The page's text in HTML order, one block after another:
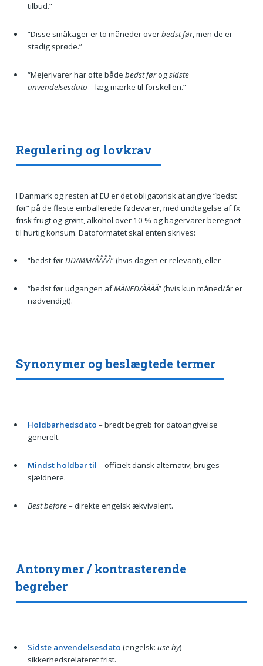
tilbud.”
“Disse småkager er to måneder overbedst før, men de er
stadig sprøde.”
“Mejerivarer har ofte både bedst førogsidste
anvendelsesdato – læg mærke til forskellen.”
Regulering og lovkrav
I Danmark og resten af EU er det obligatorisk at angive “bedst
før” på de fleste emballerede fødevarer, med undtagelse af fx
frisk frugt og grønt, alkohol over 10 % og bagervarer beregnet
til hurtig konsum. Datoformatet skal enten skrives:
“bedst førDD/MM/ÅÅÅÅ” (hvis dagen er relevant), eller
“bedst før udgangen afMÅNED/ÅÅÅÅ” (hvis kun måned/år er
nødvendigt).
Synonymer og beslægtede termer
Holdbarhedsdato – bredt begreb for datoangivelse
generelt.
Mindst holdbar til – officielt dansk alternativ; bruges
sjældnere.
Best before– direkte engelsk ækvivalent.
Antonymer / kontrasterende
begreber
Sidste anvendelsesdato (engelsk: use by) –
sikkerhedsrelateret frist.